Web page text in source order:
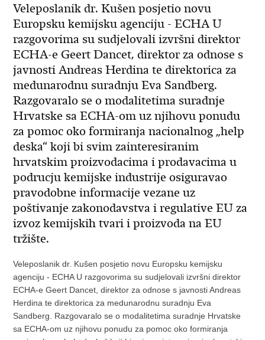
Veleposlanik dr. Kušen posjetio novu
Europsku kemijsku agenciju - ECHA U
razgovorima su sudjelovali izvršni direktor
ECHA-e Geert Dancet, direktor za odnose s
javnosti Andreas Herdina te direktorica za
medunarodnu suradnju Eva Sandberg.
Razgovaralo se o modalitetima suradnje
Hrvatske sa ECHA-om uz njihovu ponudu
za pomoc oko formiranja nacionalnog „help
deska“ koji bi svim zainteresiranim
hrvatskim proizvodacima i prodavacima u
podrucju kemijske industrije osiguravao
pravodobne informacije vezane uz
poštivanje zakonodavstva i regulative EU za
izvoz kemijskih tvari i proizvoda na EU
tržište.
Veleposlanik dr. Kušen posjetio novu Europsku kemijsku
agenciju - ECHA U razgovorima su sudjelovali izvršni direktor
ECHA-e Geert Dancet, direktor za odnose s javnosti Andreas
Herdina te direktorica za medunarodnu suradnju Eva
Sandberg. Razgovaralo se o modalitetima suradnje Hrvatske
sa ECHA-om uz njihovu ponudu za pomoc oko formiranja